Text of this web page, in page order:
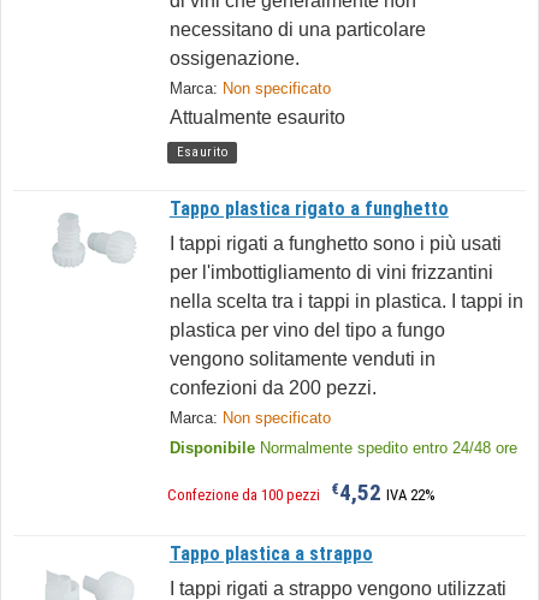
necessitano di una particolare
ossigenazione.
Marca: Non specificato
Attualmente esaurito
Esaurito
Tappo plastica rigato a funghetto
I tappi rigati a funghetto sono i più usati
per l'imbottigliamento di vini frizzantini
nella scelta tra i tappi in plastica. I tappi in
plastica per vino del tipo a fungo
vengono solitamente venduti in
confezioni da 200 pezzi.
Marca: Non specificato
Disponibile Normalmente spedito entro 24/48 ore
Confezione da 100 pezzi €4,52 IVA 22%
Tappo plastica a strappo
I tappi rigati a strappo vengono utilizzati